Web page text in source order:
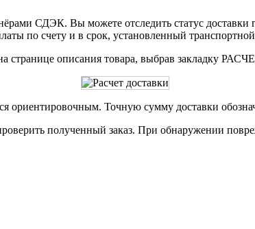
СДЭК. Вы можете отследить статус доставки
по счету и в срок, установленный
странице описания товара, выбрав закладку
ориентировочным. Точную сумму доставки
полученный заказ. При обнаружении